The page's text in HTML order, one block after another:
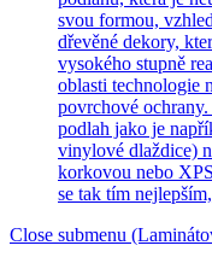
svou formou,
dřevěné dekory,
vysokého stupně
oblasti technologie
povrchové
podlah jako je
vinylové dlaždice)
korkovou nebo
se tak tím
Close submenu